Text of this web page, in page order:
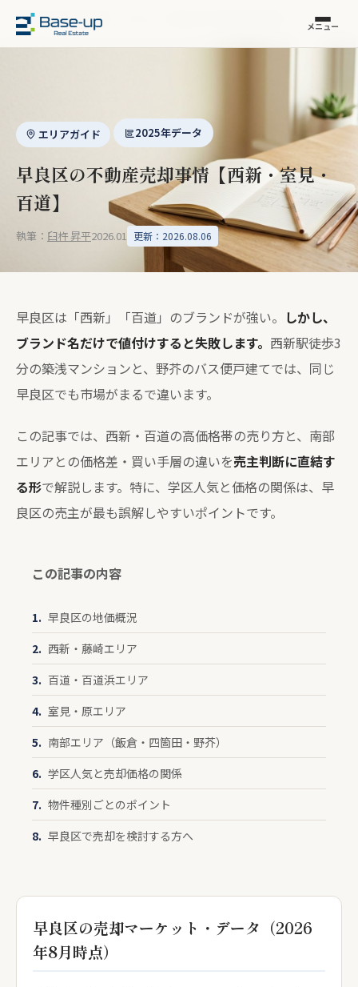
メニュー
福岡市の不動産売却
エリアガイド 2025年データ
早良区の不動産売却事情【西新・室見・
百道】
執筆： 臼杵 昇平2026.01 更新：2026.08.06
早良区は「西新」「百道」のブランドが強い。 しかし、
ブランド名だけで値付けすると失敗します。 西新駅徒歩3
分の築浅マンションと、野芥のバス便戸建てでは、同じ
早良区でも市場がまるで違います。
この記事では、西新・百道の高価格帯の売り方と、南部
エリアとの価格差・買い手層の違いを売主判断に直結す
る形で解説します。特に、学区人気と価格の関係は、早
良区の売主が最も誤解しやすいポイントです。
この記事の内容
早良区の地価概況
西新・藤崎エリア
百道・百道浜エリア
室見・原エリア
南部エリア（飯倉・四箇田・野芥）
学区人気と売却価格の関係
物件種別ごとのポイント
早良区で売却を検討する方へ
早良区の売却マーケット・データ（2026
年8月時点）